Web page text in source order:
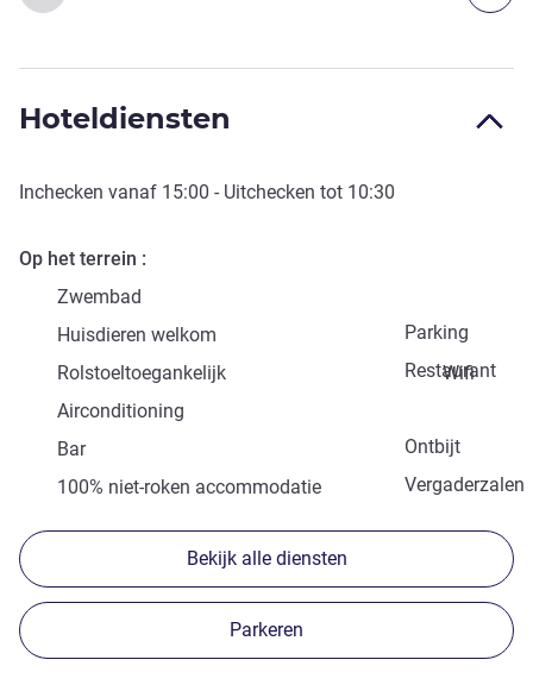
Hoteldiensten
Inchecken vanaf 15:00 - Uitchecken tot 10:30
Op het terrein
Zwembad
Parking
Huisdieren welkom
Restaurant
Rolstoeltoegankelijk
Wifi
Airconditioning
Ontbijt
Bar
Vergaderzalen
100% niet-roken accommodatie
Bekijk alle diensten
Parkeren